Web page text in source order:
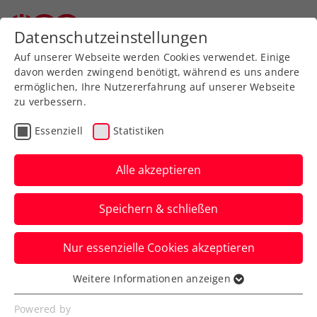
Aktuelle News
News filtern
Datenschutzeinstellungen
Auf unserer Webseite werden Cookies verwendet. Einige
davon werden zwingend benötigt, während es uns andere
ermöglichen, Ihre Nutzererfahrung auf unserer Webseite
zu verbessern.
Essenziell Statistiken
Alle akzeptieren
Speichern & schließen
Nur essenzielle Cookies akzeptieren
Essenziell
Essenzielle Cookies werden für grundlegende
Weitere Informationen anzeigen
Powered by